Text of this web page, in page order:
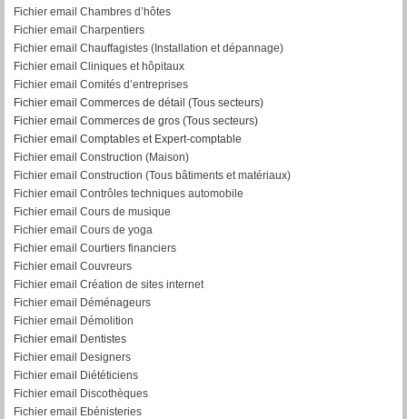
Fichier email Chambres d’hôtes
Fichier email Charpentiers
Fichier email Chauffagistes (Installation et dépannage)
Fichier email Cliniques et hôpitaux
Fichier email Comités d’entreprises
Fichier email Commerces de détail (Tous secteurs)
Fichier email Commerces de gros (Tous secteurs)
Fichier email Comptables et Expert-comptable
Fichier email Construction (Maison)
Fichier email Construction (Tous bâtiments et matériaux)
Fichier email Contrôles techniques automobile
Fichier email Cours de musique
Fichier email Cours de yoga
Fichier email Courtiers financiers
Fichier email Couvreurs
Fichier email Création de sites internet
Fichier email Déménageurs
Fichier email Démolition
Fichier email Dentistes
Fichier email Designers
Fichier email Diététiciens
Fichier email Discothèques
Fichier email Ebénisteries